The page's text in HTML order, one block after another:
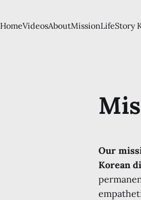
HomeVideosAboutMissionLifeStory
Our
Korean